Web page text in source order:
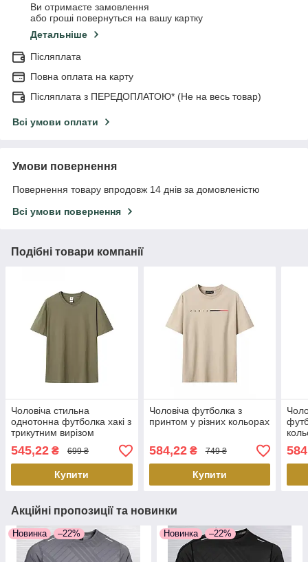
Ви отримаєте замовлення
або гроші повернуться на вашу картку
Детальніше
Післяплата
Повна оплата на карту
Післяплата з ПЕРЕДОПЛАТОЮ* (Не на весь товар)
Всі умови оплати
Умови повернення
Повернення товару впродовж 14 днів за домовленістю
Всі умови повернення
Подібні товари компанії
Чоловіча стильна
однотонна футболка хакі з
трикутним вирізом
545,22 ₴ 699 ₴
Купити
Чоловіча футболка з
принтом у різних кольорах
584,22₴ 749 ₴
Купити
Акційні пропозиції та новинки
Новинка –22% Новинка –22%